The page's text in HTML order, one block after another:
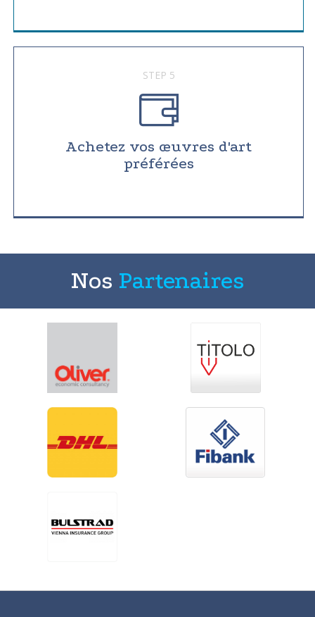
STEP 5
Achetez vos œuvres d'art
préférées
Nos Partenaires